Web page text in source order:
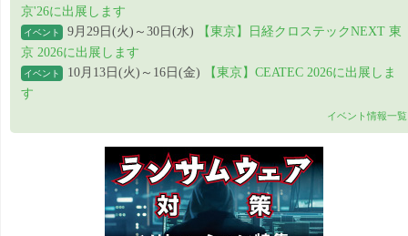
京'26に出展します
イベント 9月29日(火)～30日(水)
【東京】日経クロステックNEXT 東
京 2026に出展します
イベント 10月13日(火)～16日(金)
【東京】CEATEC 2026に出展しま
す
イベント情報一覧